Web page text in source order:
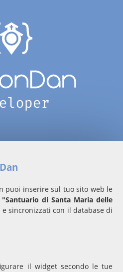
puoi inserire sul tuo sito web le
"Santuario di Santa Maria delle
sincronizzati con il database di
il widget secondo le tue